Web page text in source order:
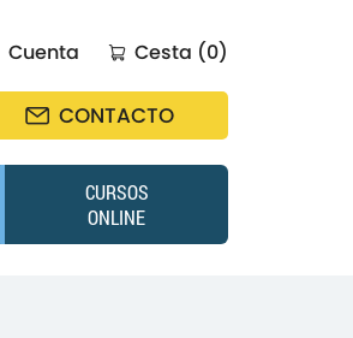
Cuenta Cesta (0)
CONTACTO
CURSOS
ONLINE